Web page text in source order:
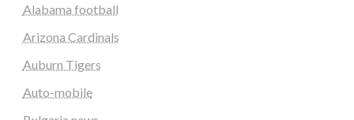
Alabama football
Arizona Cardinals
Auburn Tigers
Auto-mobile